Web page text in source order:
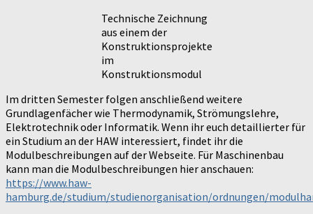
Technische Zeichnung
aus einem der
Konstruktionsprojekte
im
Konstruktionsmodul
Im dritten Semester folgen anschließend weitere
Grundlagenfächer wie Thermodynamik, Strömungslehre,
Elektrotechnik oder Informatik. Wenn ihr euch detaillierter für
ein Studium an der HAW interessiert, findet ihr die
Modulbeschreibungen auf der Webseite. Für Maschinenbau
kann man die Modulbeschreibungen hier anschauen:
https://www.haw-
hamburg.de/studium/studienorganisation/ordnungen/